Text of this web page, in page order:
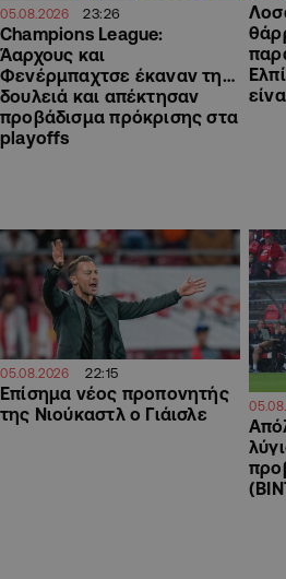
05.08.2026 23:26
Champions League:
Άαρχους και
Φενέρμπαχτσε έκαναν τη…
δουλειά και απέκτησαν
προβάδισμα πρόκρισης στα
playoffs
05.08.2026 22:15
Επίσημα νέος προπονητής
της Νιούκαστλ ο Γιάισλε